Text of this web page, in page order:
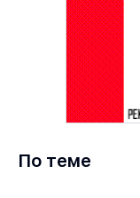
По теме